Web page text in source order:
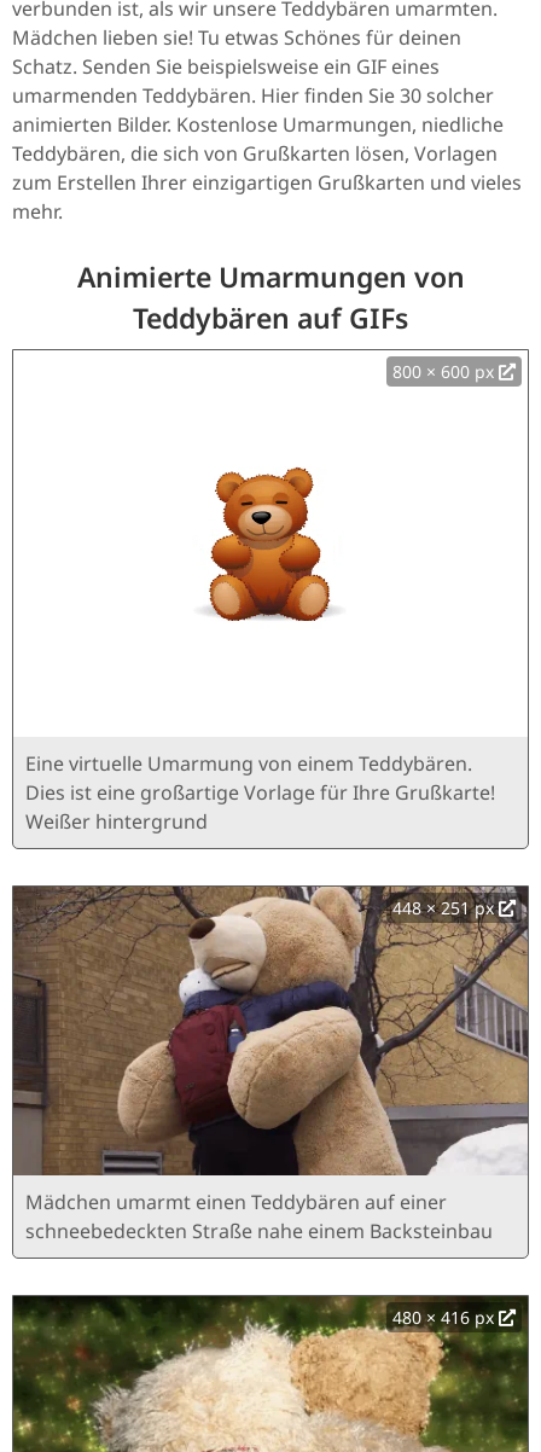
verbunden ist, als wir unsere Teddybären umarmten.
Mädchen lieben sie! Tu etwas Schönes für deinen
Schatz. Senden Sie beispielsweise ein GIF eines
umarmenden Teddybären. Hier finden Sie 30 solcher
animierten Bilder. Kostenlose Umarmungen, niedliche
Teddybären, die sich von Grußkarten lösen, Vorlagen
zum Erstellen Ihrer einzigartigen Grußkarten und vieles
mehr.
Animierte Umarmungen von
Teddybären auf GIFs
800 × 600 px
Eine virtuelle Umarmung von einem Teddybären.
Dies ist eine großartige Vorlage für Ihre Grußkarte!
Weißer hintergrund
448 × 251 px
Mädchen umarmt einen Teddybären auf einer
schneebedeckten Straße nahe einem Backsteinbau
480 × 416 px